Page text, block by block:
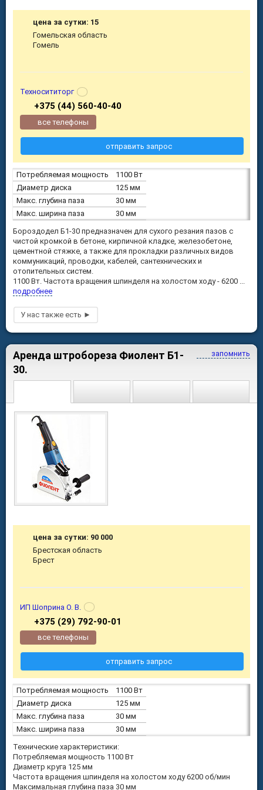
Потребляемая мощность
1100 Вт
Диаметр диска
125 мм
Макс. глубина паза
30 мм
Макс. ширина паза
30 мм
Бороздодел Б1-30 предназначен для сухого резания пазов с
чистой кромкой в бетоне, кирпичной кладке, железобетоне,
цементной стяжке, а также для прокладки различных видов
коммуникаций, проводки, кабелей, сантехнических и
отопительных систем.
1100 Вт. Частота вращения шпинделя на холостом ходу - 6200 ...
подробнее
цена за сутки: 15
Гомельская область
Гомель
Техносититорг
+375 (44) 560-40-40
все телефоны
отправить запрос
запомнить
Аренда штробореза Фиолент Б1-
30.
Потребляемая мощность
1100 Вт
Диаметр диска
125 мм
Макс. глубина паза
30 мм
Макс. ширина паза
30 мм
Технические характеристики:
Потребляемая мощность 1100 Вт
Диаметр круга 125 мм
Частота вращения шпинделя на холостом ходу 6200 об/мин
Максимальная глубина паза 30 мм
цена за сутки: 90 000
Брестская область
Брест
ИП Шоприна О. В.
+375 (29) 792-90-01
все телефоны
отправить запрос